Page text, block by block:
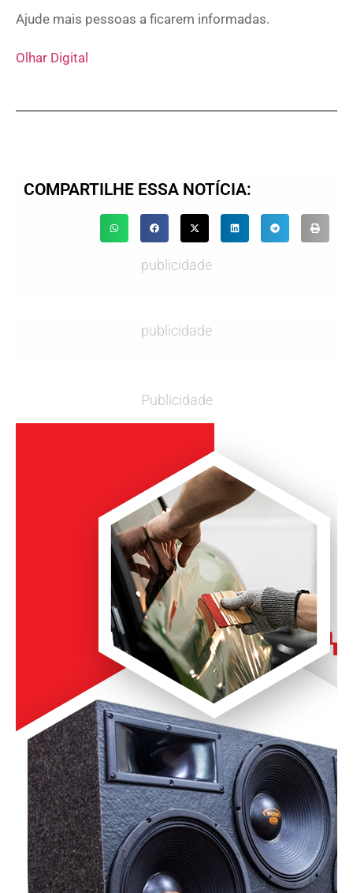
Ajude mais pessoas a ficarem informadas.
Olhar Digital
COMPARTILHE ESSA NOTÍCIA:
publicidade
publicidade
Publicidade